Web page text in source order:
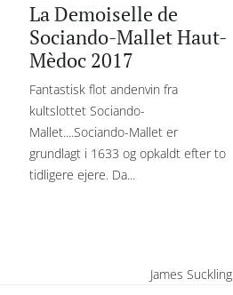
La Demoiselle de
Sociando-Mallet Haut-
Mèdoc 2017
Fantastisk flot andenvin fra
kultslottet Sociando-
Mallet....Sociando-Mallet er
grundlagt i 1633 og opkaldt efter to
tidligere ejere. Da...
James Suckling